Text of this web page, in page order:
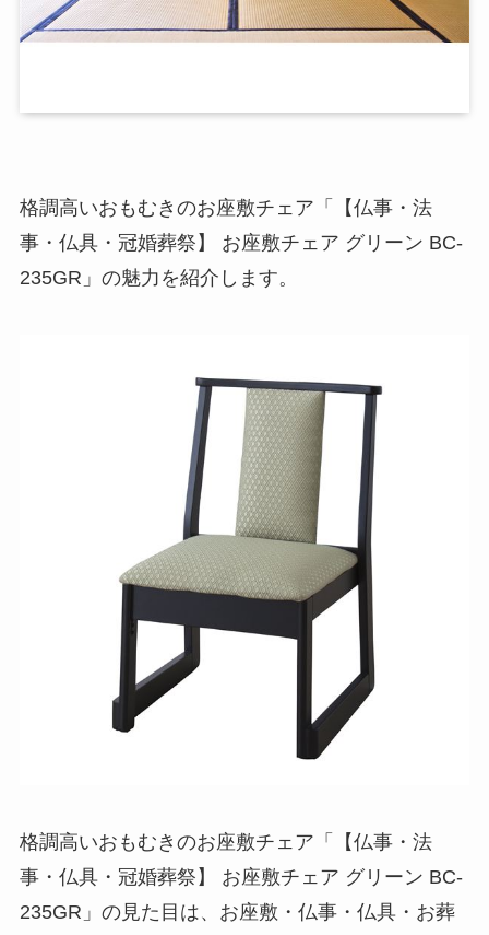
格調高いおもむきのお座敷チェア「【仏事・法
事・仏具・冠婚葬祭】 お座敷チェア グリーン BC-
235GR」の魅力を紹介します。
格調高いおもむきのお座敷チェア「【仏事・法
事・仏具・冠婚葬祭】 お座敷チェア グリーン BC-
235GR」の見た目は、お座敷・仏事・仏具・お葬